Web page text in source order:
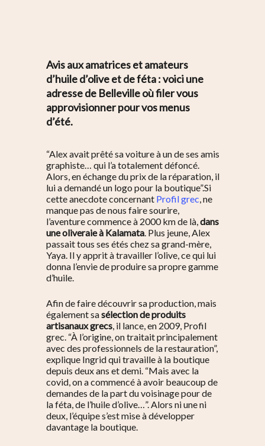
Avis aux amatrices et amateurs
d’huile d’olive et de féta : voici une
adresse de Belleville où filer vous
approvisionner pour vos menus
d’été.
“Alex avait prêté sa voiture à un de ses amis
graphiste… qui l’a totalement défoncé.
Alors, en échange du prix de la réparation, il
lui a demandé un logo pour la boutique”.Si
cette anecdote concernant Profil grec, ne
manque pas de nous faire sourire,
l’aventure commence à 2000 km de là,dans
une oliveraie à Kalamata. Plus jeune, Alex
passait tous ses étés chez sa grand-mère,
Yaya. Il y apprit à travailler l’olive, ce qui lui
donna l’envie de produire sa propre gamme
d’huile.
Afin de faire découvrir sa production, mais
également sasélection de produits
artisanaux grecs, il lance, en 2009, Profil
grec. “À l’origine, on traitait principalement
avec des professionnels de la restauration”,
explique Ingrid qui travaille à la boutique
depuis deux ans et demi. “Mais avec la
covid, on a commencé à avoir beaucoup de
demandes de la part du voisinage pour de
la féta, de l’huile d’olive…”.Alors ni une ni
deux, l’équipe s’est mise à développer
davantage la boutique.